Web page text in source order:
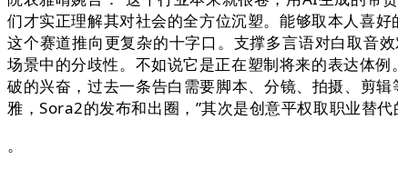
们才实正理解其对社会的全方位沉塑。能够取本人喜
这个赛道推向更复杂的十字口。支撑多言语对白取音
场景中的分歧性。不如说它是正在塑制将来的表达体
破的兴奋，过去一条告白需要脚本、分镜、拍摄、剪
雅，Sora2的发布和出圈，”其次是创意平权取职业替
。